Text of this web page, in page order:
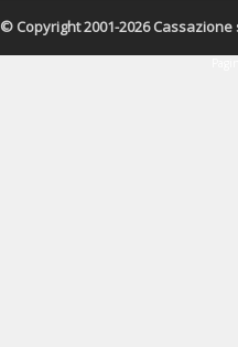
© Copyright 2001-2026 Cassazione